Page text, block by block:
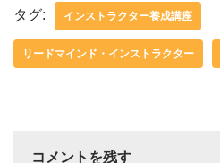
タグ: インストラクター養成講座
リードマインド・インストラクター
コメントを残す